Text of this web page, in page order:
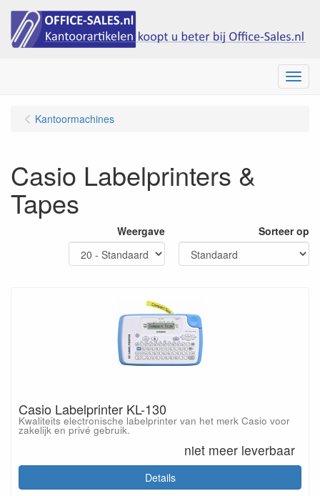
Menu
Kantoormachines
Casio Labelprinters &
Tapes
Weergave Sorteer op
Casio Labelprinter KL-130
Kwaliteits electronische labelprinter van het merk Casio voor
zakelijk en privé gebruik.
niet meer leverbaar
Details